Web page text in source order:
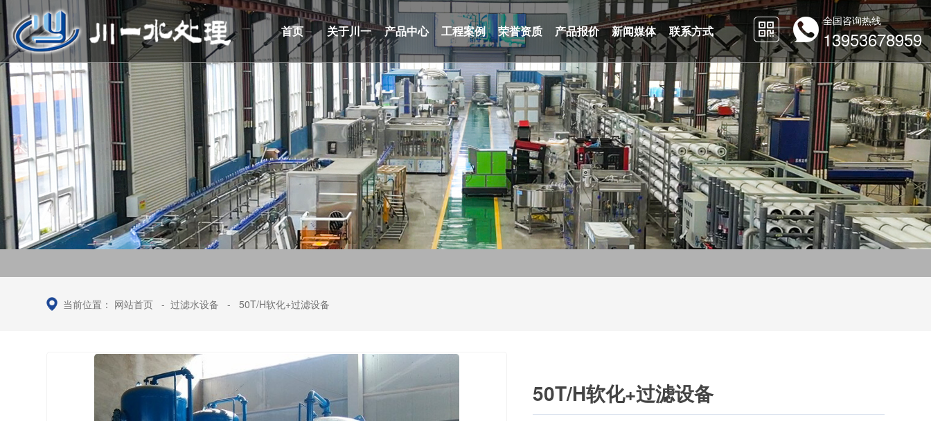
首页 关于川一 产品中心 工程案例 荣誉资质 产品报价 新闻媒体 联系方式
全国咨询热线
13953678959
当前位置： 网站首页 -过滤水设备 -50T/H软化+过滤设备
50T/H软化+过滤设备